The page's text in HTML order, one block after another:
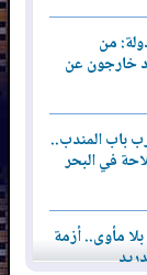
من
خارجون عن
باب المندب..
في البحر
مأوى.. أزمة